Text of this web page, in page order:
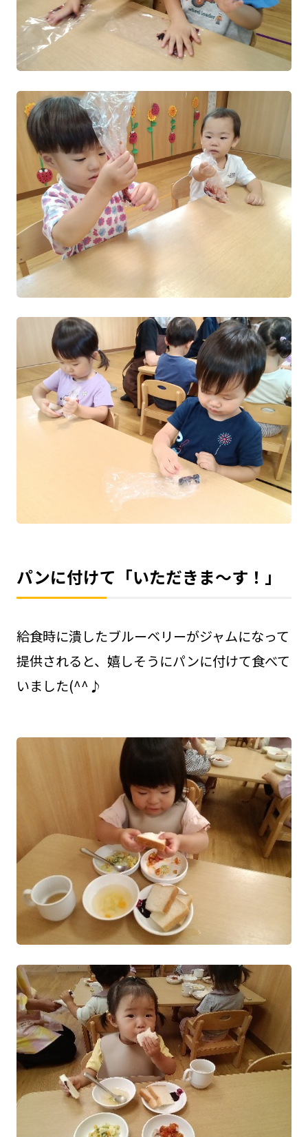
パンに付けて「いただきま～す！」
給食時に潰したブルーベリーがジャムになって
提供されると、嬉しそうにパンに付けて食べて
いました(^^♪